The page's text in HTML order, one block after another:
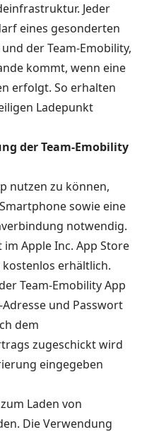
Jeder
eines gesonderten
der Team-Emobility,
kommt, wenn eine
erfolgt. So erhalten
Ladepunkt
der Team-Emobility
nutzen zu können,
sowie eine
notwendig.
im Apple Inc. App Store
erhältlich.
Team-Emobility App
und Passwort
dem
zugeschickt wird
eingegeben
Laden von
Die Verwendung